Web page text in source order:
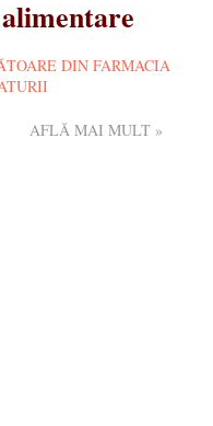
AFLĂ MAI MULT »